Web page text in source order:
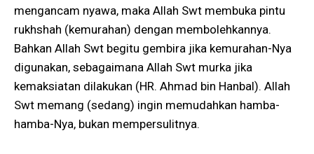
mengancam nyawa, maka Allah Swt membuka pintu
rukhshah (kemurahan) dengan membolehkannya.
Bahkan Allah Swt begitu gembira jika kemurahan-Nya
digunakan, sebagaimana Allah Swt murka jika
kemaksiatan dilakukan (HR. Ahmad bin Hanbal). Allah
Swt memang (sedang) ingin memudahkan hamba-
hamba-Nya, bukan mempersulitnya.